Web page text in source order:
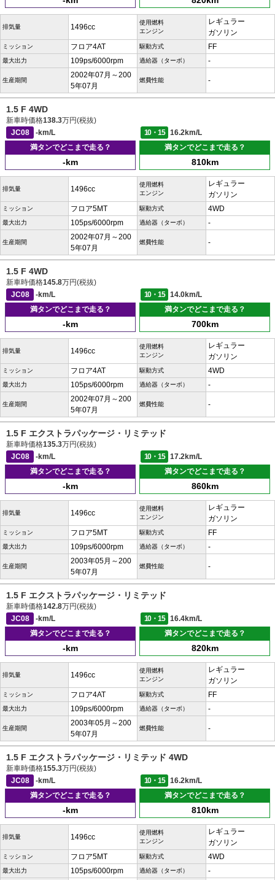
排気量 1496cc
使用燃料
エンジン
レギュラー
ガソリン
ミッション フロア4AT 駆動方式 FF
最大出力 109ps/6000rpm 過給器（ターボ） -
生産期間
2002年07月～200
5年07月
燃費性能 -
1.5 F 4WD
新車時価格138.3万円(税抜)
JC08
-km/L 10・15
16.2km/L
満タンでどこまで走る？
-km
満タンでどこまで走る？
810km
排気量 1496cc
使用燃料
エンジン
レギュラー
ガソリン
ミッション フロア5MT 駆動方式 4WD
最大出力 105ps/6000rpm 過給器（ターボ） -
生産期間
2002年07月～200
5年07月
燃費性能 -
1.5 F 4WD
新車時価格145.8万円(税抜)
JC08
-km/L 10・15
14.0km/L
満タンでどこまで走る？
-km
満タンでどこまで走る？
700km
排気量 1496cc
使用燃料
エンジン
レギュラー
ガソリン
ミッション フロア4AT 駆動方式 4WD
最大出力 105ps/6000rpm 過給器（ターボ） -
生産期間
2002年07月～200
5年07月
燃費性能 -
1.5 F エクストラパッケージ・リミテッド
新車時価格135.3万円(税抜)
JC08
-km/L 10・15
17.2km/L
満タンでどこまで走る？
-km
満タンでどこまで走る？
860km
排気量 1496cc
使用燃料
エンジン
レギュラー
ガソリン
ミッション フロア5MT 駆動方式 FF
最大出力 109ps/6000rpm 過給器（ターボ） -
生産期間
2003年05月～200
5年07月
燃費性能 -
1.5 F エクストラパッケージ・リミテッド
新車時価格142.8万円(税抜)
JC08
-km/L 10・15
16.4km/L
満タンでどこまで走る？
-km
満タンでどこまで走る？
820km
排気量 1496cc
使用燃料
エンジン
レギュラー
ガソリン
ミッション フロア4AT 駆動方式 FF
最大出力 109ps/6000rpm 過給器（ターボ） -
生産期間
2003年05月～200
5年07月
燃費性能 -
1.5 F エクストラパッケージ・リミテッド 4WD
新車時価格155.3万円(税抜)
JC08
-km/L 10・15
16.2km/L
満タンでどこまで走る？
-km
満タンでどこまで走る？
810km
排気量 1496cc
使用燃料
エンジン
レギュラー
ガソリン
ミッション フロア5MT 駆動方式 4WD
最大出力 105ps/6000rpm 過給器（ターボ） -